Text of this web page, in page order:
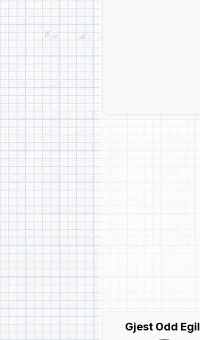
Gjest Odd Egil